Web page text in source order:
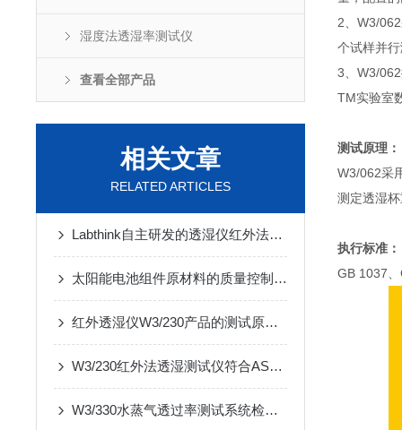
湿度法透湿率测试仪
查看全部产品
相关文章
RELATED ARTICLES
Labthink自主研发的透湿仪红外法传感器 精准测量 使用寿命长
太阳能电池组件原材料的质量控制与检测
红外透湿仪W3/230产品的测试原理与标准介绍
W3/230红外法透湿测试仪符合ASTM F1249标准
W3/330水蒸气透过率测试系统检测EVOH高阻隔复合片材
2、W3/
个试样并
3、W3/
TM实验室
测试原理：
W3/062采
测定透湿
执行标准：
GB 1037